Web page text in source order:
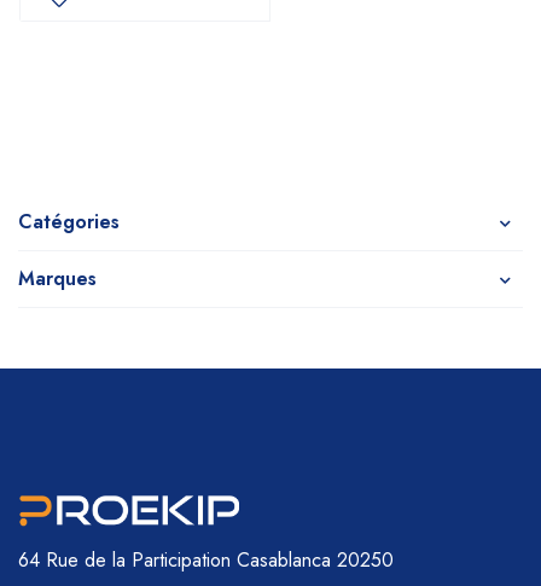
Catégories
Marques
64 Rue de la Participation Casablanca 20250